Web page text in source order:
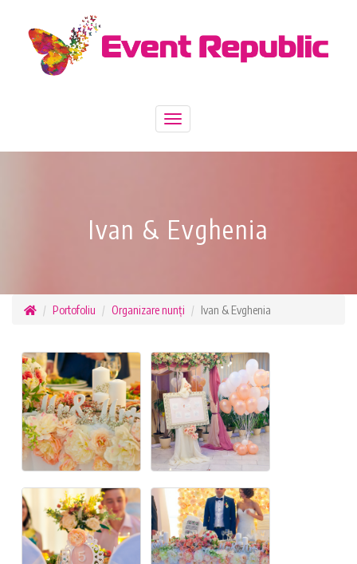
Toggle
Ivan & Evghenia
Portofoliu Organizare nunți Ivan & Evghenia